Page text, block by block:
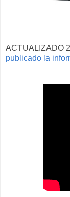
ACTUALIZADO
publicado la